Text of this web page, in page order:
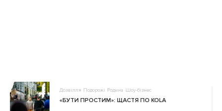
Дозвілля Подорожі Родина Шоу-бізнес
«БУТИ ПРОСТИМ»: ЩАСТЯ ПО KOLA